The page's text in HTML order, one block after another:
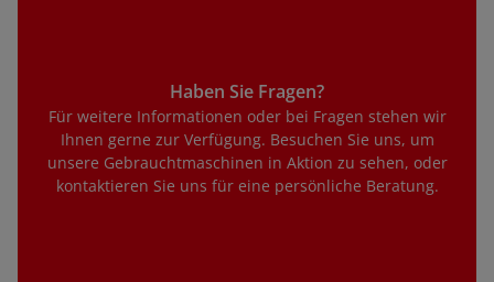
Haben Sie Fragen?
Für weitere Informationen oder bei Fragen stehen wir
Ihnen gerne zur Verfügung. Besuchen Sie uns, um
unsere Gebrauchtmaschinen in Aktion zu sehen, oder
kontaktieren Sie uns für eine persönliche Beratung.